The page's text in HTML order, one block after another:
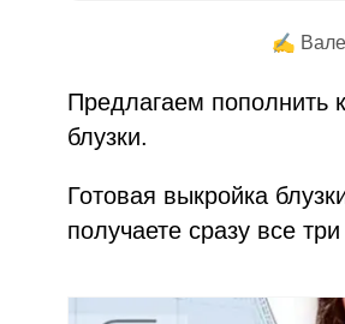
✍️
Предлагаем пополнить
блузки.
Готовая выкройка
получаете сразу все